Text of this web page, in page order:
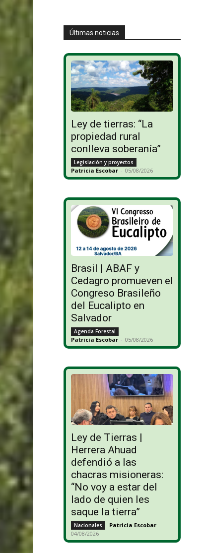
Últimas noticias
Ley de tierras: “La
propiedad rural
conlleva soberanía”
Legislación y proyectos
Patricia Escobar - 05/08/2026
Brasil | ABAF y
Cedagro promueven el
Congreso Brasileño
del Eucalipto en
Salvador
Agenda Forestal
Patricia Escobar - 05/08/2026
Ley de Tierras |
Herrera Ahuad
defendió a las
chacras misioneras:
“No voy a estar del
lado de quien les
saque la tierra”
Nacionales Patricia Escobar -
04/08/2026